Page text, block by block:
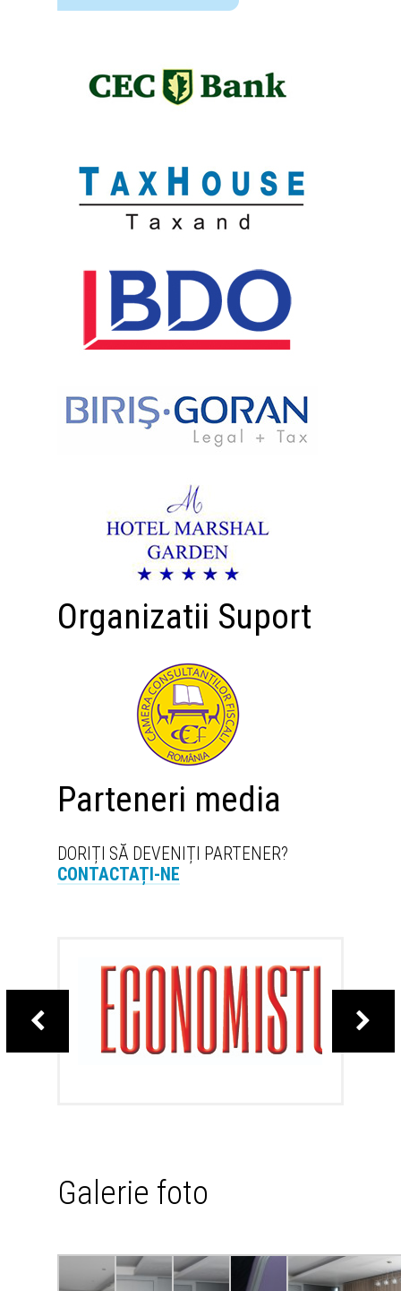
Organizatii Suport
Parteneri media
DORIȚI SĂ DEVENIȚI PARTENER?
CONTACTAȚI-NE
Galerie foto